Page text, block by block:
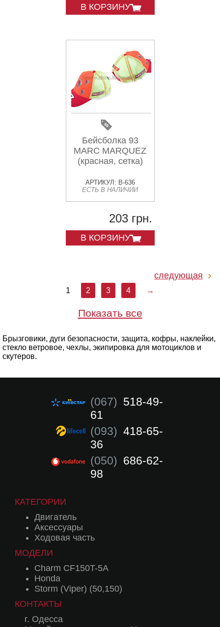
В КОРЗИНУ
Бейсболка 93
MARC MARQUEZ
(красная, сетка)
АРТИКУЛ: B-636
ЕСТЬ В НАЛИЧИИ
203 грн.
В КОРЗИНУ
следующая
1 2 3 4 →
Показать все
Брызговики, дуги безопасности, защита, кофры, наклейки,
стекло ветровое, чехлы, экипировка для мотоциклов и
скутеров.
(067) 518-49-
61
(093) 418-65-
36
(050) 686-62-
98
КАТЕГОРИИ
Двигатель
Аксессуары
Ходовая часть
МОДЕЛИ
Charm CF150T-5A
Honda
Storm (Viper) (50,150)
КОНТАКТЫ
г. Одесса